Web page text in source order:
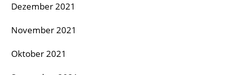
Dezember 2021
November 2021
Oktober 2021